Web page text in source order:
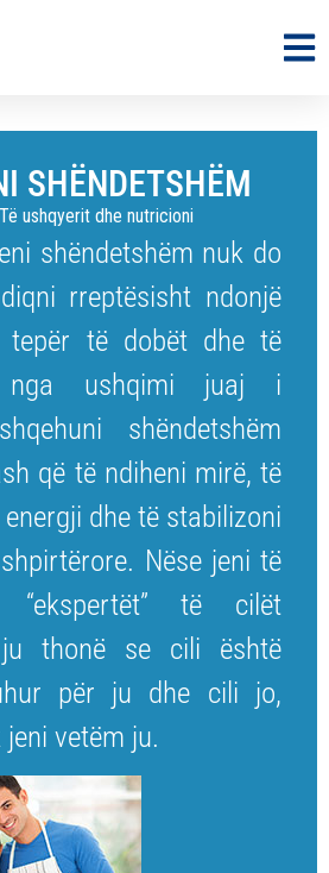
SHËNDETSHËM
Të ushqyerit dhe nutricioni
shëndetshëm nuk do
rreptësisht ndonjë
tepër të dobët dhe të
nga ushqimi juaj i
shëndetshëm
që të ndiheni mirë, të
dhe të stabilizoni
Nëse jeni të
“ekspertët” të cilët
ju thonë se cili është
për ju dhe cili jo,
vetëm ju.